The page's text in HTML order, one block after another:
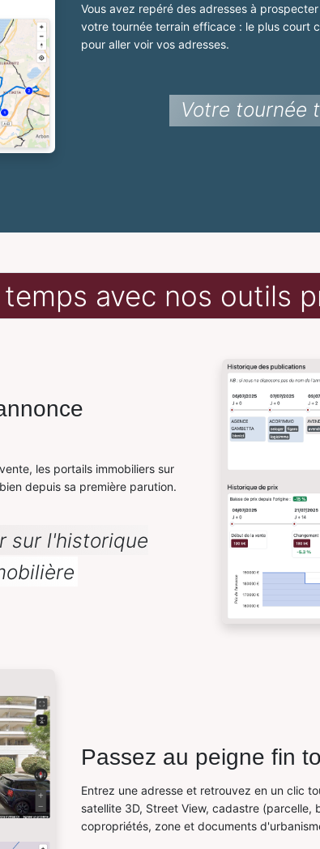
Vous avez repéré des adresses à
votre tournée terrain efficace : le plus court
pour aller voir vos adresses.
Votre tournée
avec nos outils
les portails immobiliers sur
depuis sa première parution.
sur l'historique
Passez au peigne fin
Entrez une adresse et retrouvez en un clic
satellite 3D, Street View, cadastre
copropriétés, zone et documents